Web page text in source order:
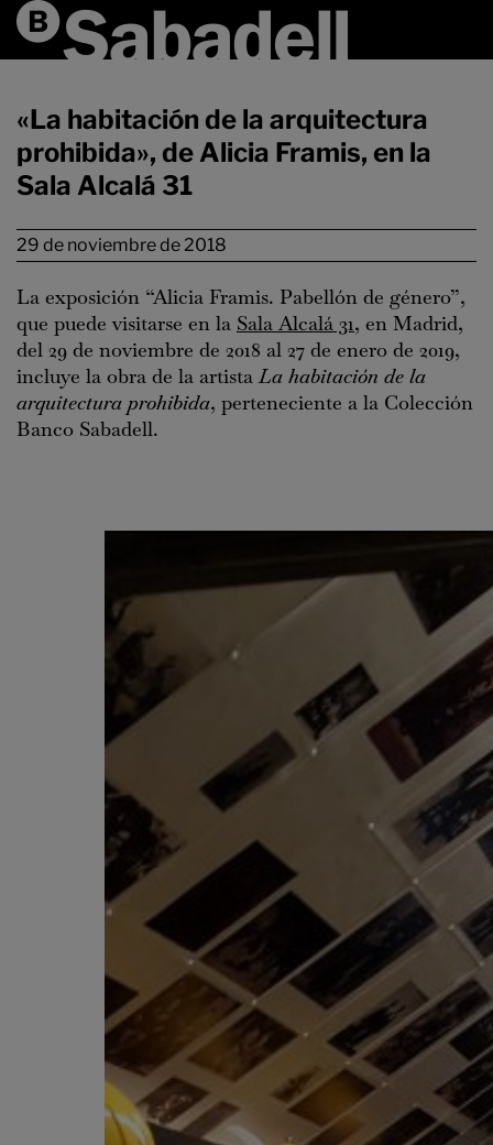
«La habitación de la arquitectura
prohibida», de Alicia Framis, en la
Sala Alcalá 31
29 de noviembre de 2018
La exposición “Alicia Framis. Pabellón de género”,
que puede visitarse en la Sala Alcalá 31, en Madrid,
del 29 de noviembre de 2018 al 27 de enero de 2019,
incluye la obra de la artistaLa habitación de la
arquitectura prohibida, perteneciente a la Colección
Banco Sabadell.